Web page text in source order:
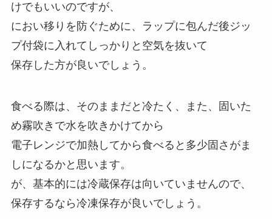
けでもいいのですが、
におい移りを防ぐために、ラップに包んだ後ジッ
プ付袋に入れてしっかりと空気を抜いて
保存した方が良いでしょう。
食べる際は、そのままだと冷たく、また、固いた
め霧吹きで水を吹きかけてから
電子レンジで加熱してから食べると多少固さがま
しになるかと思います。
が、基本的には冷蔵保存は向いていませんので、
保存するなら冷凍保存が良いでしょう。